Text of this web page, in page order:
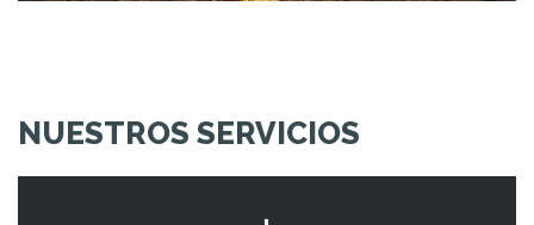
NUESTROS SERVICIOS